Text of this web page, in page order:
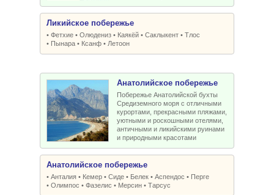
Ликийское побережье
• Фетхие • Олюдениз • Каякёй • Саклыкент • Тлос
• Пынара • Ксанф • Летоон
Анатолийское побережье
Побережье Анатолийской бухты
Средиземного моря с отличными
курортами, прекрасными пляжами,
уютными и роскошными отелями,
античными и ликийскими руинами
и природными красотами
Анатолийское побережье
• Анталия • Кемер • Сиде • Белек • Аспендос • Перге
• Олимпос • Фазелис • Мерсин • Тарсус